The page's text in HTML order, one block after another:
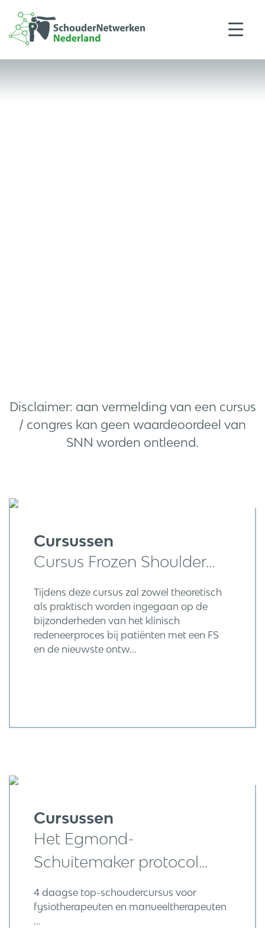
Disclaimer: aan vermelding van een cursus
/ congres kan geen waardeoordeel van
SNN worden ontleend.
Cursussen
Cursus Frozen Shoulder...
Tijdens deze cursus zal zowel theoretisch
als praktisch worden ingegaan op de
bijzonderheden van het klinisch
redeneerproces bij patiënten met een FS
en de nieuwste ontw...
Cursussen
Het Egmond-
Schuitemaker protocol...
4 daagse top-schoudercursus voor
fysiotherapeuten en manueeltherapeuten
...